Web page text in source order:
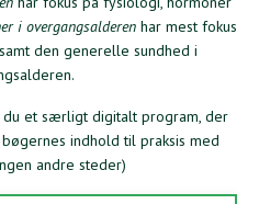
i overgangsalderenhar mest fokus
den generelle sundhed i
et særligt digitalt program, der
indhold til praksis med
andre steder)